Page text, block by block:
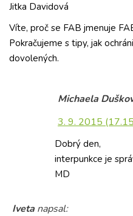
Jitka Davidová
Víte, proč se FAB jmenuje
Pokračujeme s tipy, jak
dovolených.
Michaela
3. 9. 2015
Dobrý den,
interpunkce je
MD
Iveta napsal: